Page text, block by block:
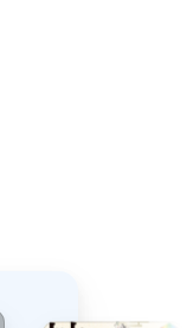
といった、知って
った魅力を発見で